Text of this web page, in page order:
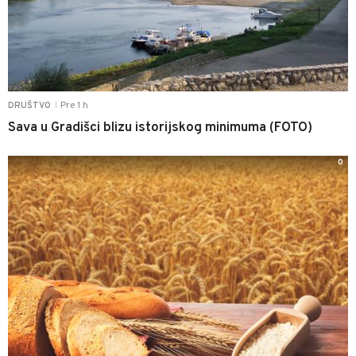
DRUŠTVO Pre 1 h
Sava u Gradišci blizu istorijskog minimuma (FOTO)
0